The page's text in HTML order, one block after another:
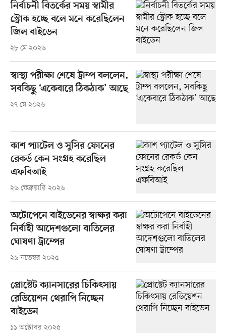
নির্বাচনী বিতর্কের সময় স্বামীর
স্ট্রোক হচ্ছে বলে মনে করেছিলেন
জিল বাইডেন
২৮ মে ২০২৬
স্বাস্থ্য পরীক্ষা শেষে ট্রাম্প বললেন,
সবকিছু ‘একেবারে ঠিকঠাক’ আছে
২৭ মে ২০২৬
কাশ প্যাটেল ও সুসির ফোনের
রেকর্ড কেন সংগ্রহ করেছিল
এফবিআই
২৬ ফেব্রুয়ারি ২০২৬
অটোপেনে বাইডেনের স্বাক্ষর করা
নির্বাহী আদেশগুলো বাতিলের
ঘোষণা ট্রাম্পের
২৯ নভেম্বর ২০২৫
প্রোস্টেট ক্যানসারের চিকিৎসায়
রেডিয়েশন থেরাপি নিচ্ছেন
বাইডেন
১১ অক্টোবর ২০২৫